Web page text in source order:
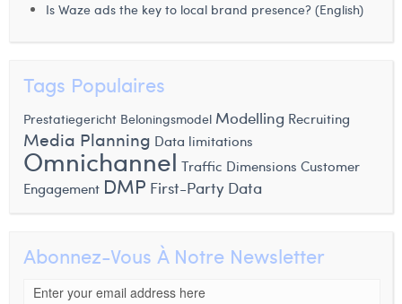
Is Waze ads the key to local brand presence? (English)
Tags Populaires
Prestatiegericht Beloningsmodel Modelling Recruiting
Media Planning Data limitations
Omnichannel Traffic Dimensions Customer
Engagement DMP First-Party Data
Abonnez-Vous À Notre Newsletter